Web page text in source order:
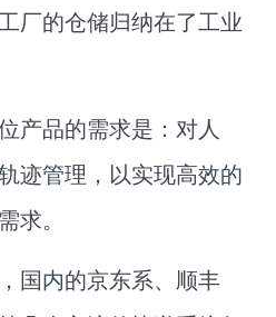
厂的仓储归纳在了工业
产品的需求是：对人
迹管理，以实现高效的
求。
国内的京东系、顺丰